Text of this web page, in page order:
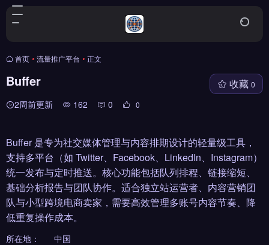
首页 • 流量推广平台 • 正文
Buffer
2周前更新 162 0 0
收藏 0
Buffer 是专为社交媒体管理与内容排期设计的轻量级工具，
支持多平台（如 Twitter、Facebook、LinkedIn、Instagram）
统一发布与定时推送。核心功能包括队列排程、链接缩短、
基础分析报告与团队协作。适合独立站运营者、内容营销团
队与小型跨境电商卖家，需要高效管理多账号内容节奏、降
低重复操作成本。
所在地：
中国